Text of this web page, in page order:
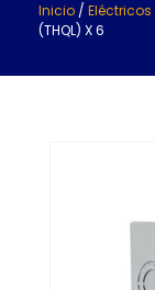
Inicio / Eléctricos
(THQL) X 6